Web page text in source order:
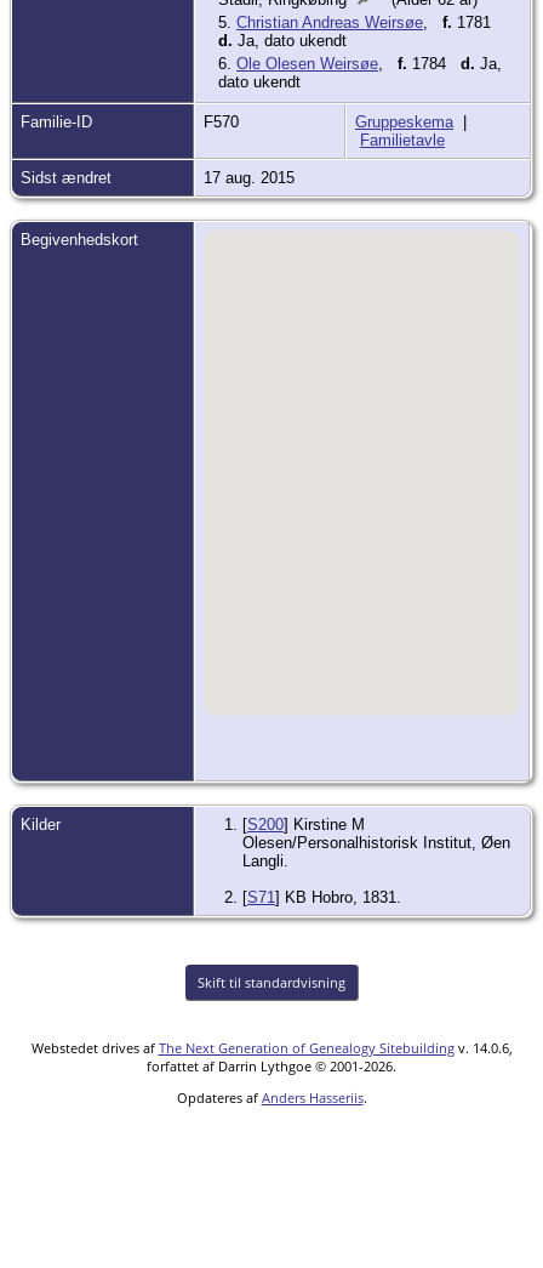
5. Christian Andreas Weirsøe, f. 1781
d. Ja, dato ukendt
6. Ole Olesen Weirsøe, f. 1784 d. Ja,
dato ukendt
Familie-ID F570 Gruppeskema|
Familietavle
Sidst ændret 17 aug. 2015
Begivenhedskort
Kilder [S200] Kirstine M
Olesen/Personalhistorisk Institut, Øen
Langli.
[S71] KB Hobro, 1831.
Skift til standardvisning
Webstedet drives af The Next Generation of Genealogy Sitebuildingv. 14.0.6,
forfattet af Darrin Lythgoe © 2001-2026.
Opdateres af Anders Hasseriis.